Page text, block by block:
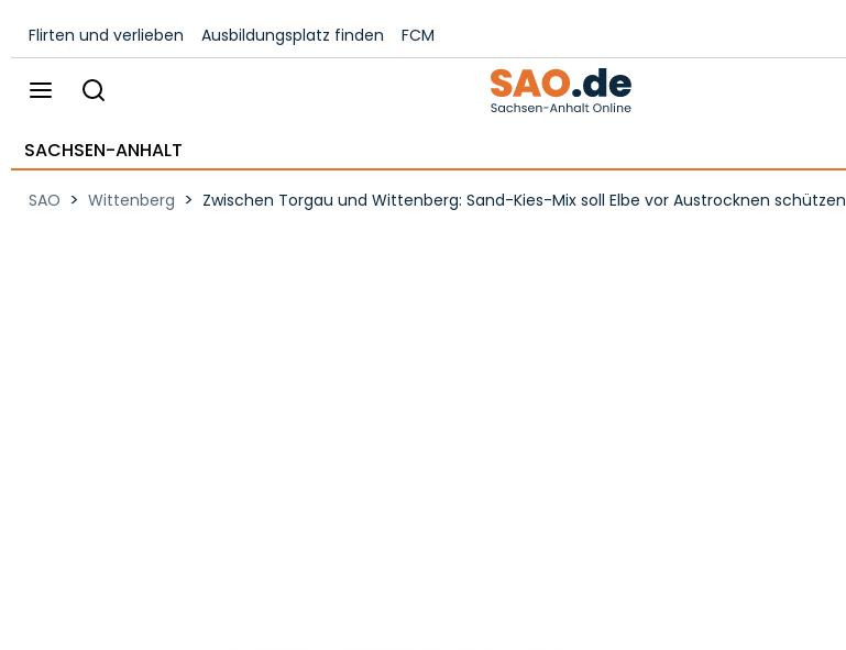
Flirten und verlieben Ausbildungsplatz finden FCM
SACHSEN-ANHALT
SAO > Wittenberg > Zwischen Torgau und Wittenberg: Sand-Kies-Mix soll Elbe vor Austrocknen schützen